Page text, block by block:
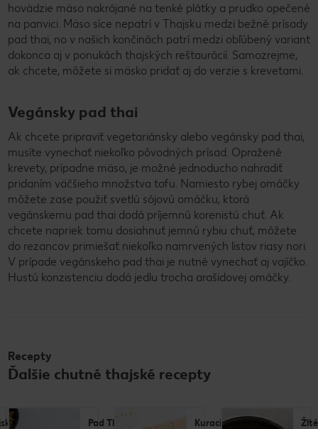
hovädzie mäso nakrájané na tenké plátky a prudko opečené
na panvici. Mäso síce nepatrí v Thajsku medzi bežné prísady
pad thai, no v našich končinách patrí medzi obľúbený variant
dokonca aj v ponukách thajských reštaurácií. Samozrejme,
ak chcete, môžete si mäsko pridať aj do verzie s krevetami.
Vegánsky pad thai
Ak chcete pripraviť vegetariánsky alebo vegánsky pad thai,
musíte vynechať niekoľko pôvodných prísad. Opražené
krevety, prípadne mäso, je možné jednoducho nahradiť
pridaním väčšieho množstva tofu. Namiesto rybej omáčky
môžete zase použiť svetlú sójovú omáčku, ktorá
vegánskemu pad thai dodá príjemnú korenistú chuť. Ak
chcete napriek tomu dosiahnuť jemnú rybiu chuť, môžete
do rezancov primiešať niekoľko namrvených listov riasy nori.
V prípade vegánskeho pad thai je nutné vynechať aj vajíčko.
Hustú konzistenciu dodá jedlu trocha arašidovej omáčky.
Recepty
Ďalšie chutné thajské recepty
Pad Thai
Kuracie
Žlté